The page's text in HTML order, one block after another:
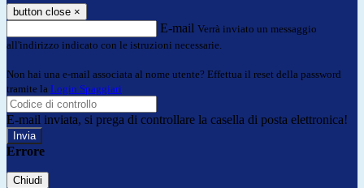
button close ×
E-mail Verrà inviato un messaggio
all'indirizzo indicato con le istruzioni necessarie.
Non hai una e-mail associata al nome utente? Effettua il reset della password
tramite la Login Spaggiari
E-mail inviata, si prega di controllare la casella di posta elettronica!
Errore
Chiudi